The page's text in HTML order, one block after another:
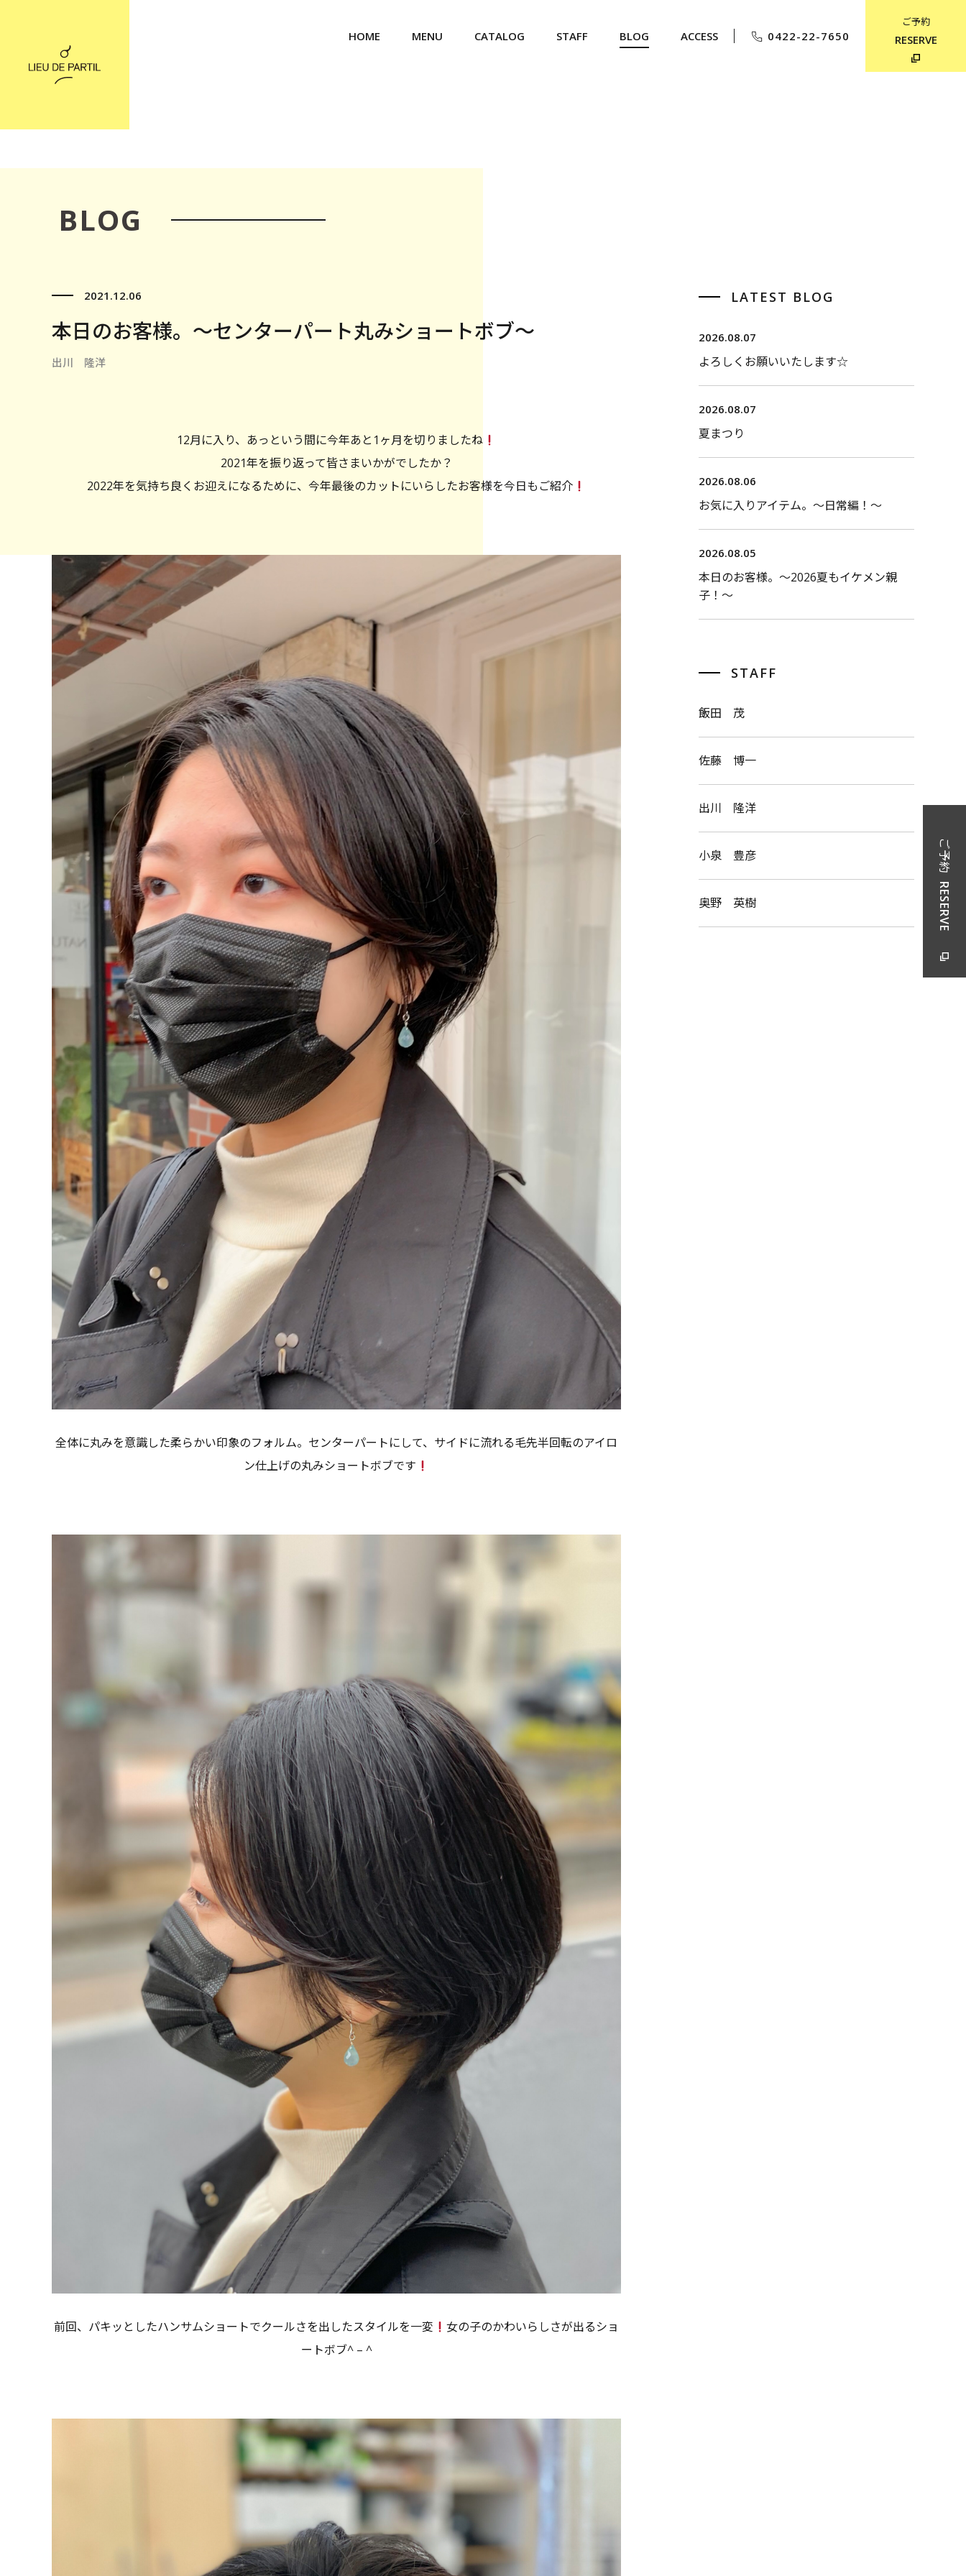
HOME MENU CATALOG STAFF BLOG ACCESS 0422-22-7650
ご予約
RESERVE
BLOG
2021.12.06
本日のお客様。〜センターパート丸みショートボブ〜
出川 隆洋
12月に入り、あっという間に今年あと1ヶ月を切りましたね
2021年を振り返って皆さまいかがでしたか？
2022年を気持ち良くお迎えになるために、今年最後のカットにいらしたお客様を今日もご紹介
全体に丸みを意識した柔らかい印象のフォルム。センターパートにして、サイドに流れる毛先半回転のアイロ
ン仕上げの丸みショートボブです
前回、パキッとしたハンサムショートでクールさを出したスタイルを一変
女の子のかわいらしさが出るショ
ートボブ^ – ^
LATEST BLOG
2026.08.07
よろしくお願いいたします☆
2026.08.07
夏まつり
2026.08.06
お気に入りアイテム。〜日常編！〜
2026.08.05
本日のお客様。〜2026夏もイケメン親
子！〜
STAFF
飯田 茂
佐藤 博一
出川 隆洋
小泉 豊彦
奥野 英樹
ご予約
RESERVE